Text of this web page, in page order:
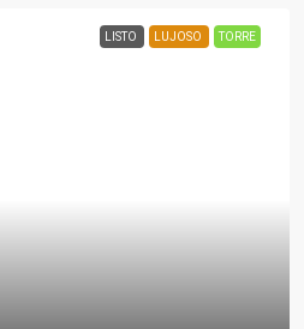
LISTO LUJOSO TORRE